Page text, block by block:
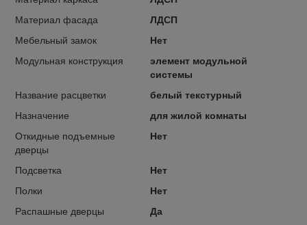
Материал фасада
ЛДСП
Мебельный замок
Нет
Модульная конструкция
элемент модульной
системы
Название расцветки
белый текстурный
Назначение
для жилой комнаты
Откидные подъемные
дверцы
Нет
Подсветка
Нет
Полки
Нет
Распашные дверцы
Да